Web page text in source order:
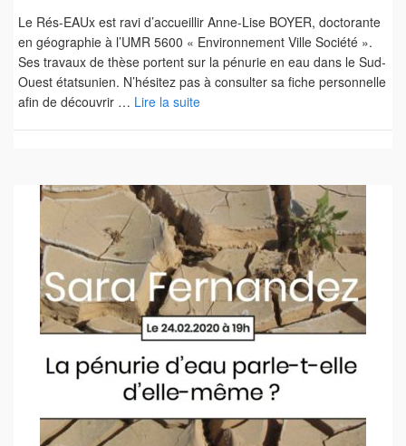
Le Rés-EAUx est ravi d’accueillir Anne-Lise BOYER, doctorante
en géographie à l’UMR 5600 « Environnement Ville Société ».
Ses travaux de thèse portent sur la pénurie en eau dans le Sud-
Ouest étatsunien. N’hésitez pas à consulter sa fiche personnelle
afin de découvrir … Lire la suite